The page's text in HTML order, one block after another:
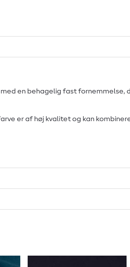
en behagelig fast fornemmelse,
er af høj kvalitet og kan